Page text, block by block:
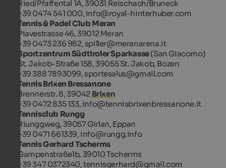
Ried/Pfaffental 1A, 39031 Reischach/Bruneck
+39 0474 541 000, info@royal-hinterhuber.com
Tennis & Padel Club Meran
Piavestrasse 46, 39012 Meran
+39 0473 236 982, spiller@meranarena.it
Sportzentrum Südtiroler Sparkasse(San Giacomo)
St. Jakob-Straße 158, 39055 St. Jakob, Bozen
+39 388 7893099, sportesalus@gmail.com
Tennis Brixen Bressanone
Brennerstr. 8, 39042 Brixen
+39 0472 835 133, info@tennisbrixenbressanone.it
Tennisclub Rungg
Riunggweg, 39057 Girlan, Eppan
+39 0471 661339, info@rungg.info
Tennis Gerhard Tscherms
Gampenstraße1b, 39010 Tscherms
+39 347 0372340, tennisgerhard@gmail.com